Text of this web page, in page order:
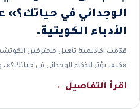
الوجداني في
الأدباء الكويتية.
«كيف يؤثر الذكاء الوجداني في
اقرأ التفاصيل ←